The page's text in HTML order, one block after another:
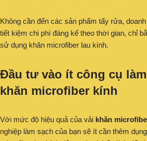
Không cần đến các sản phẩm tẩy rửa,
tiết kiệm chi phí đáng kể theo thời gian, chỉ
sử dụng khăn microfiber lau kính.
Đầu tư vào ít công cụ
khăn microfiber kính
Với mức độ hiệu quả của vải khăn
nghiệp làm sạch của bạn sẽ ít cần thêm